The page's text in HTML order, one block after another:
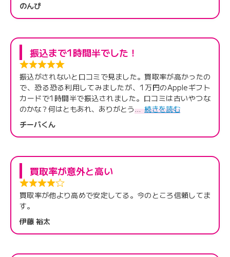
のんぴ
振込まで1時間半でした！
振込がされないと口コミで見ました。買取率が高かったの
で、恐る恐る利用してみましたが、1万円のAppleギフト
カードで1時間半で振込されました。口コミは古いやつな
のかな？何はともあれ、ありがとう
続きを読む
チーバくん
買取率が意外と高い
買取率が他より高めで安定してる。今のところ信頼してま
す。
伊藤 裕太